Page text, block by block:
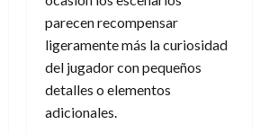
parecen recompensar
ligeramente más la curiosidad
del jugador con pequeños
detalles o elementos
adicionales.